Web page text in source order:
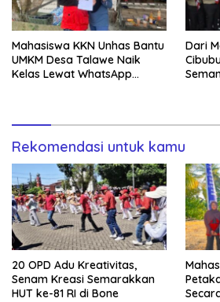
Mahasiswa KKN Unhas Bantu
UMKM Desa Talawe Naik
Kelas Lewat WhatsApp
Dari
Rekomendasi untuk kamu
20 OPD Adu Kreativitas,
Senam Kreasi Semarakkan
HUT ke-81 RI di Bone